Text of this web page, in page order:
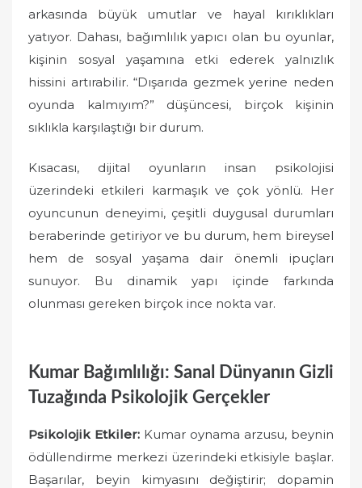
arkasında büyük umutlar ve hayal kırıklıkları
yatıyor. Dahası, bağımlılık yapıcı olan bu oyunlar,
kişinin sosyal yaşamına etki ederek yalnızlık
hissini artırabilir. “Dışarıda gezmek yerine neden
oyunda kalmıyım?” düşüncesi, birçok kişinin
sıklıkla karşılaştığı bir durum.
Kısacası, dijital oyunların insan psikolojisi
üzerindeki etkileri karmaşık ve çok yönlü. Her
oyuncunun deneyimi, çeşitli duygusal durumları
beraberinde getiriyor ve bu durum, hem bireysel
hem de sosyal yaşama dair önemli ipuçları
sunuyor. Bu dinamik yapı içinde farkında
olunması gereken birçok ince nokta var.
Kumar Bağımlılığı: Sanal Dünyanın Gizli
Tuzağında Psikolojik Gerçekler
Psikolojik Etkiler: Kumar oynama arzusu, beynin
ödüllendirme merkezi üzerindeki etkisiyle başlar.
Başarılar, beyin kimyasını değiştirir; dopamin